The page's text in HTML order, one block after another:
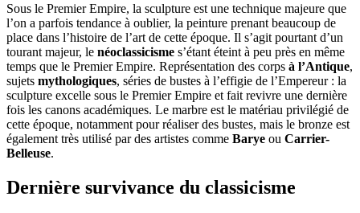
Sous le Premier Empire, la sculpture est une technique majeure que
l’on a parfois tendance à oublier, la peinture prenant beaucoup de
place dans l’histoire de l’art de cette époque. Il s’agit pourtant d’un
tourant majeur, le néoclassicisme s’étant éteint à peu près en même
temps que le Premier Empire. Représentation des corps à l’Antique,
sujets mythologiques, séries de bustes à l’effigie de l’Empereur : la
sculpture excelle sous le Premier Empire et fait revivre une dernière
fois les canons académiques. Le marbre est le matériau privilégié de
cette époque, notamment pour réaliser des bustes, mais le bronze est
également très utilisé par des artistes comme Barye ou Carrier-
Belleuse.
Dernière survivance du classicisme